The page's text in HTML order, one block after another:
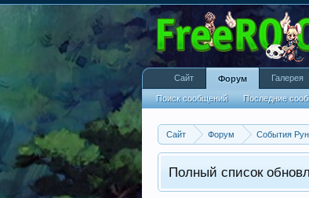
Сайт Форум События
Полный список
Сайт Форум
Поиск сообщений Последние
Галерея